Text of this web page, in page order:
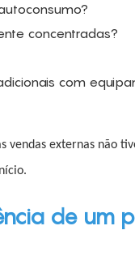
concentradas?
com
vendas externas não
de um